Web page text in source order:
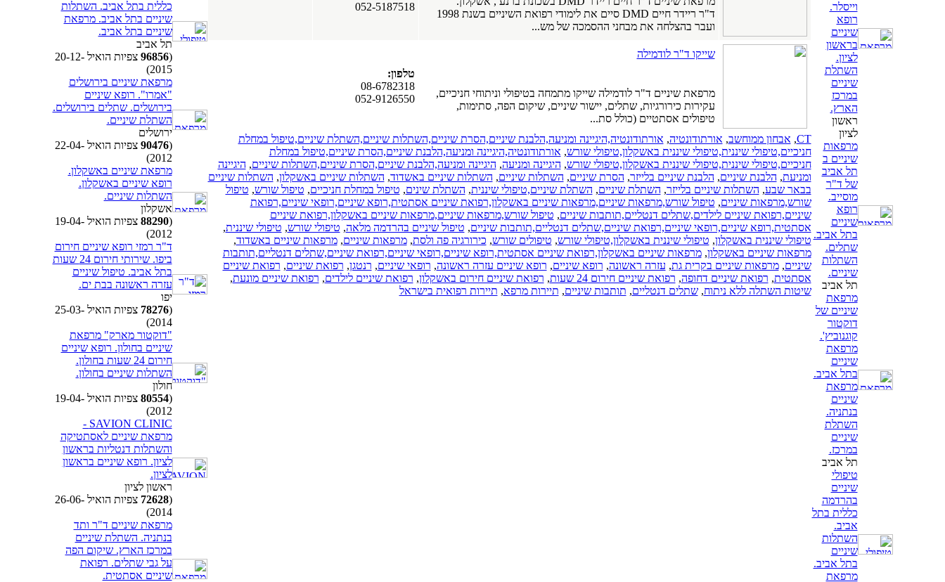
וייסלר.
רופא
שיניים
בראשון
לציון.
השתלת
שיניים
במרכז
הארץ.
ראשון
לציון
מרפאות
שיניים ב
תל אביב
של ד"ר
מוסייב.
רופא
שיניים
בתל אביב.
שתלים.
השתלות
שיניים.
תל אביב
מרפאת
שיניים של
דוקטור
קוגנוביץ'.
מרפאת
שיניים
בתל אביב.
מרפאת
שיניים
בנתניה.
השתלת
שיניים
במרכז.
תל אביב
טיפולי
שיניים
בהרדמה
כללית בתל
אביב.
השתלות
שיניים
בתל אביב.
מרפאת
ד"ר ריידר חיים DMD סיים את לימודי רפואת השיניים בשנת 1998
ועבר בהצלחה את מבחני ההסמכה של מש...
052-5187518
שייקו ד"ר לודמילה
מרפאת שיניים ד"ר לודמילה שייקו מתמחה בטיפולי וניתוחי חניכיים,
עקירות כירורגיות, שתלים, יישור שיניים, שיקום הפה, סתימות,
טיפולים אסתטיים (כולל סת...
טלפון:
08-6782318
052-9126550
CT
, אבחון ממוחשב, אורתודונטיה, אורתודונטיה,היגיינה ומניעה,הלבנת שיניים,הסרת שיניים,השתלות שיניים,השתלת שיניים,טיפול במחלת
חניכיים,טיפולי שיננית,טיפולי שיננית באשקלון,טיפולי שורש, אורתודונטיה,היגיינה ומניעה,הלבנת שיניים,הסרת שיניים,טיפול במחלת
חניכיים,טיפולי שיננית,טיפולי שיננית באשקלון,טיפולי שורש, היגיינה ומניעה, היגיינה ומניעה,הלבנת שיניים,הסרת שיניים,השתלות שיניים, היגיינה
ומניעת, הלבנת שיניים, הלבנת שיניים בלייזר, הסרת שיניים, השתלות שיניים, השתלות שיניים באשדוד, השתלות שיניים באשקלון, השתלות שיניים
בבאר שבע, השתלות שיניים בלייזר, השתלת שיניים, השתלת שיניים,טיפולי שיננית, השתלת שינים, טיפול במחלת חניכיים, טיפול שורש, טיפול
שורש,מרפאות שיניים, טיפול שורש,מרפאות שיניים,מרפאות שיניים באשקלון,רפואת שיניים אסתטית,רופא שיניים,רופאי שיניים,רפואת
שיניים,רפואת שיניים לילדים,שתלים דנטליים,תותבות שיניים, טיפול שורש,מרפאות שיניים,מרפאות שיניים באשקלון,רפואת שיניים
אסתטית,רופא שיניים,רופאי שיניים,רפואת שיניים,שתלים דנטליים,תותבות שיניים, טיפול שיניים בהרדמה מלאה, טיפולי שורש, טיפולי שיננית,
טיפולי שיננית באשקלון, טיפולי שיננית באשקלון,טיפולי שורש, טיפולים שורש, כירורגיה פה ולסת,מרפאות שיניים,מרפאות שיניים באשדוד,
מרפאות שיניים באשקלון,מרפאות שיניים באשקלון,רפואת שיניים אסתטית,רופא שיניים,רופאי שיניים,רפואת שיניים,שתלים דנטליים,תותבות
שיניים,מרפאות שיניים בקרית גת, עזרה ראשונה, רופא שיניים, רופא שיניים עזרה ראשונה, רופאי שיניים, רנטגן, רפואת שיניים, רפואת שיניים
אסתטית, רפואת שיניים דחופה, רפואת שיניים חירום 24 שעות , רפואת שיניים חירום באשקלון, רפואת שיניים לילדים, רפואת שיניים מונעת,
שיטות השתלה ללא ניתוח,שתלים דנטליים, תותבות שיניים, תיירות מרפא, תיירות רפואית בישראל
כללית בתל אביב. השתלות
שיניים בתל אביב. מרפאת
שיניים בתל אביב.
תל אביב
(
96856
צפיות הואיל 20-12-
2015)
מרפאת שיניים בירושלים
"אמרו". רופא שיניים
בירושלים. שתלים בירושלים.
השתלת שיניים.
ירושלים
(
90476
צפיות הואיל 22-04-
2012)
מרפאת שיניים באשקלון.
רופא שיניים באשקלון.
השתלות שיניים.
אשקלון
(
88290
צפיות הואיל 19-04-
2012)
ד"ר רמזי רופא שיניים חירום
ביפו. שירותי חירום 24 שעות
בתל אביב. טיפול שיניים
עזרה ראשונה בבת ים.
יפו
(
78276
צפיות הואיל 25-03-
2014)
"דוקטור מארק" מרפאת
שיניים בחולון. רופא שיניים
חירום 24 שעות בחולון.
השתלות שיניים בחולון.
חולון
(
80554
צפיות הואיל 19-04-
2012)
SAVION CLINIC -
מרפאת שיניים לאסתטיקה
והשתלות דנטליות בראשון
לציון. רופא שיניים בראשון
לציון.
ראשון לציון
(
72628
צפיות הואיל 26-06-
2014)
מרפאת שיניים ד"ר ותד
בנתניה. השתלת שיניים
במרכז הארץ. שיקום הפה
על גבי שתלים. רפואת
שיניים אסתטית.